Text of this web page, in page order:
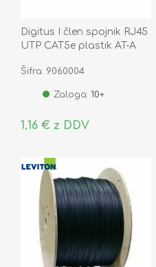
Digitus I člen spojnik RJ45
UTP CAT5e plastik AT-A
Šifra: 9060004
Zaloga: 10+
1,16 € z DDV